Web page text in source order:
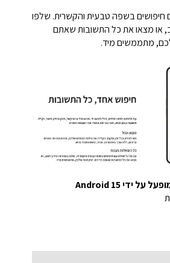
בשפה טבעית והקשרית. שלפו
או מצאו את כל התשובות שאתם
מתממשים מיד.